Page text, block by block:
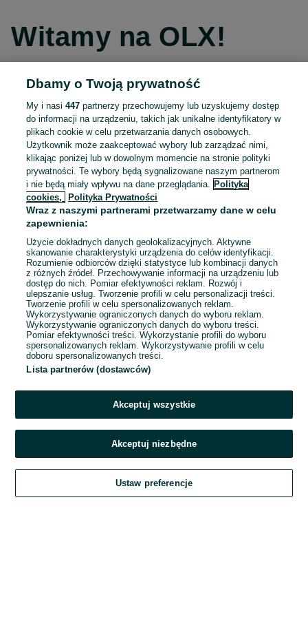
Witamy na OLX!
Kontynuuj przez Facebooka
Kontynuuj przez konto Apple
Kontynuuj przez konto Google
LUB
E-mail
Hasło
Zaloguj się
Kontynuując za pośrednictwem jednego z dostawców wskazanych powyżej,
OLX.pl w jego aktualnym brzmieniu.
Dbamy o Twoją prywatność
My i nasi447 partnerzy przechowujemy lub uzyskujemy dostęp
do informacji na urządzeniu, takich jak unikalne identyfikatory w
plikach cookie w celu przetwarzania danych osobowych.
Użytkownik może zaakceptować wybory lub zarządzać nimi,
klikając poniżej lub w dowolnym momencie na stronie polityki
prywatności. Te wybory będą sygnalizowane naszym partnerom
i nie będą miały wpływu na dane przeglądania.
Polityka
cookies,
Polityka Prywatności
Wraz z naszymi partnerami przetwarzamy dane w celu
zapewnienia:
Użycie dokładnych danych geolokalizacyjnych. Aktywne
skanowanie charakterystyki urządzenia do celów identyfikacji.
Rozumienie odbiorców dzięki statystyce lub kombinacji danych
z różnych źródeł. Przechowywanie informacji na urządzeniu lub
dostęp do nich. Pomiar efektywności reklam. Rozwój i
ulepszanie usług. Tworzenie profili w celu personalizacji treści.
Tworzenie profili w celu spersonalizowanych reklam.
Wykorzystywanie ograniczonych danych do wyboru reklam.
Wykorzystywanie ograniczonych danych do wyboru treści.
Pomiar efektywności treści. Wykorzystanie profili do wyboru
spersonalizowanych reklam. Wykorzystywanie profili w celu
doboru spersonalizowanych treści.
Lista partnerów (dostawców)
Akceptuj wszystkie
Akceptuj niezbędne
Ustaw preferencje